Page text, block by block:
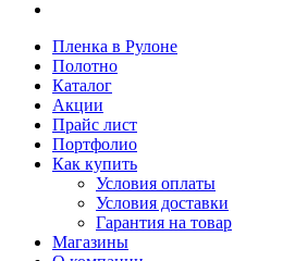
Пленка в Рулоне
Полотно
Каталог
Акции
Прайс лист
Портфолио
Как купить
Условия оплаты
Условия доставки
Гарантия на товар
Магазины